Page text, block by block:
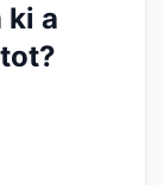
ki a